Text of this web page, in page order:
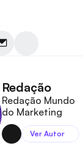
Redação
Redação Mundo
do Marketing
Ver Autor